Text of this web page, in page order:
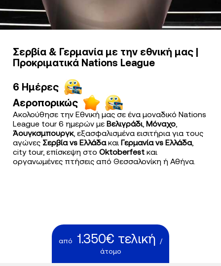
Σερβία & Γερμανία με την εθνική μας |
Προκριματικά Nations League
6 Ημέρες
Αεροπορικώς
Ακολούθησε την Εθνική μας σε ένα μοναδικό Nations
League tour 6 ημερών με Βελιγράδι, Μόναχο,
Άουγκσμπουργκ, εξασφαλισμένα εισιτήρια για τους
αγώνες Σερβία vs Ελλάδακαι Γερμανία vs Ελλάδα,
city tour, επίσκεψη στο Oktoberfest και
οργανωμένες πτήσεις από Θεσσαλονίκη ή Αθήνα.
από 1.350€ τελική /
άτομο